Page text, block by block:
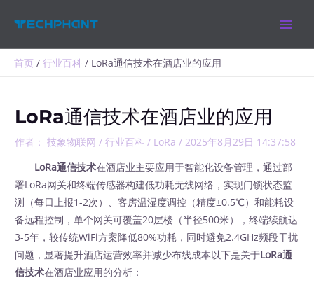
首页 行业百科 LoRa通信技术在酒店业的应用
LoRa通信技术在酒店业的应用
作者： 技象物联网/行业百科 / LoRa /2025年8月29日 14:37:58
LoRa通信技术在酒店业主要应用于智能化设备管理，通过部
署LoRa网关和终端传感器构建低功耗无线网络，实现门锁状态监
测（每日上报1-2次）、客房温湿度调控（精度±0.5℃）和能耗设
备远程控制，单个网关可覆盖20层楼（半径500米），终端续航达
3-5年，较传统WiFi方案降低80%功耗，同时避免2.4GHz频段干扰
问题，显著提升酒店运营效率并减少布线成本以下是关于LoRa通
信技术在酒店业应用的分析：